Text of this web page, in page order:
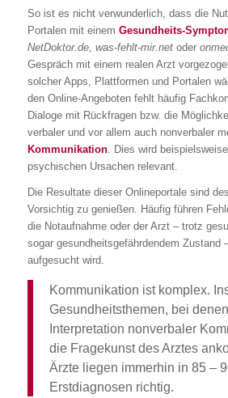
So ist es nicht verwunderlich, dass die
Portalen mit einem Gesundheits-
NetDoktor.de, was-fehlt-mir.net oder
Gespräch mit einem realen Arzt
solcher Apps, Plattformen und Portalen
den Online-Angeboten fehlt häufig
Dialoge mit Rückfragen bzw. die
verbaler und vor allem auch nonverbaler
Kommunikation. Dies wird
psychischen Ursachen relevant.
Die Resultate dieser Onlineportale sind
Vorsichtig zu genießen. Häufig führen
die Notaufnahme oder der Arzt – trotz
sogar gesundheitsgefährdendem Zustand
aufgesucht wird.
Kommunikation ist komplex.
Gesundheitsthemen, bei
Interpretation nonverbaler
die Fragekunst des Arztes
Ärzte liegen immerhin in 85 –
Erstdiagnosen richtig.